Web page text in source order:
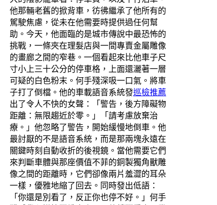
他那輛老舊的掀背車，彷彿繼承了他所有的
駕駛焦慮，從未在他需要時提供過任何幫
助。今天，他面臨的是城市傳說中最恐怖的
挑戰，一條夾在理髮店與一間專賣金屬雕像
的畫廊之間的窄巷。一個看起來比他車子尺
寸小上三十公分的停車格，上面還灑著一層
可疑的白色粉末。何手殘深吸一口氣。將車
子打了倒檔。他的車載語音系統發巡檢推薦
出了令人不快的女聲：「警告，後方障礙物
距離：無限趨近於零。」「請考慮放棄治
療。」他忽略了警告，開始緩慢地倒車。他
最討厭的不是語音系統，而是那兩塊永遠在
關鍵時刻自動收折的後視鏡。當他需要它們
來判斷車體與那座價值不菲的銅製獨角獸雕
像之間的距離時，它們卻像兩片羞澀的耳朵
一樣，優雅地縮了回去。同時發出低語：
「你還是別看了，反正你也停不好。」何手